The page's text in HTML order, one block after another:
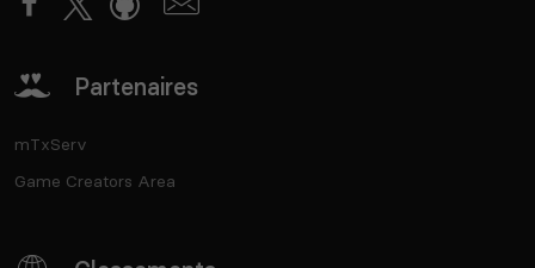
Partenaires
mTxServ
Game Creators Area